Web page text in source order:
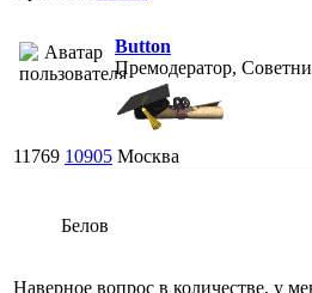
Button
Премодератор,
11769 10905 Москва
Белов
Наверное вопрос в количестве, у